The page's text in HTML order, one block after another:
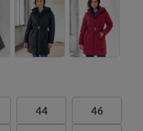
44 46